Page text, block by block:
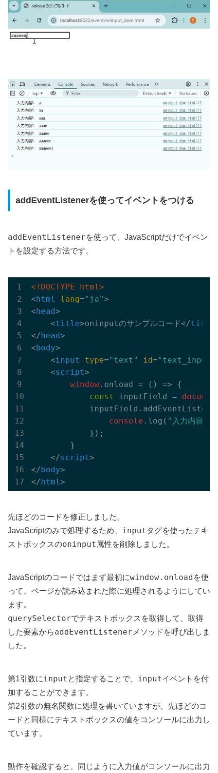
addEventListenerを使ってイベントをつける
addEventListenerを使って、JavaScriptだけでイベン
トを設定する方法です。
<!DOCTYPE html>
<html lang="ja">
<head>
<title>oninputのサンプルコード</title
</head>
<body>
<input type="text" id="text_input"
<script>
window .onload = () => {
const
inputField =
console .log( "入力内容: "
            });
        }
</script>
</body>
</html>
先ほどのコードを修正しました。
JavaScriptのみで処理するため、 input タグを使ったテキ
ストボックスのoninput 属性を削除しました。
JavaScriptのコードではまず最初にwindow.onload を使
って、ページが読み込まれた際に処理されるようにしてい
ます。
querySelectorでテキストボックスを取得して、取得
した要素からaddEventListener メソッドを呼び出しま
した。
第1引数にinput と指定することで、 inputイベントを付
加することができます。
第2引数の無名関数に処理を書いていますが、先ほどのコ
ードと同様にテキストボックスの値をコンソールに出力し
ています。
動作を確認すると、同じように入力値がコンソールに出力